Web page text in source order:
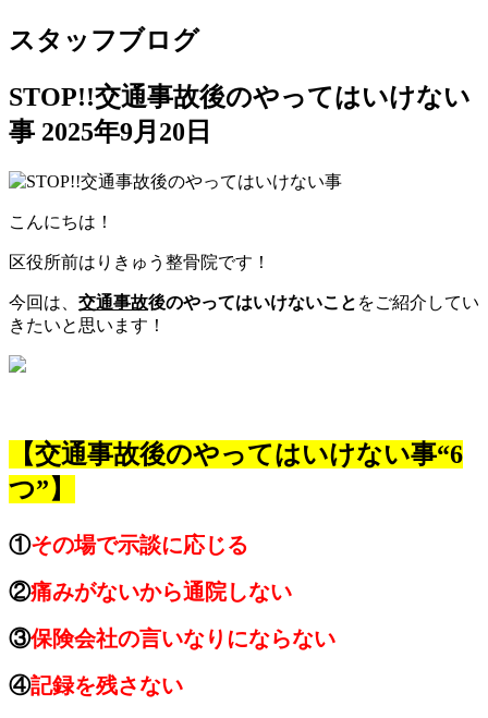
スタッフブログ
STOP!!交通事故後のやってはいけない
事 2025年9月20日
こんにちは！
区役所前はりきゅう整骨院です！
今回は、 交通事故後のやってはいけないこと をご紹介してい
きたいと思います！
【交通事故後のやってはいけない事“6
つ”】
①その場で示談に応じる
②痛みがないから通院しない
③保険会社の言いなりにならない
④記録を残さない